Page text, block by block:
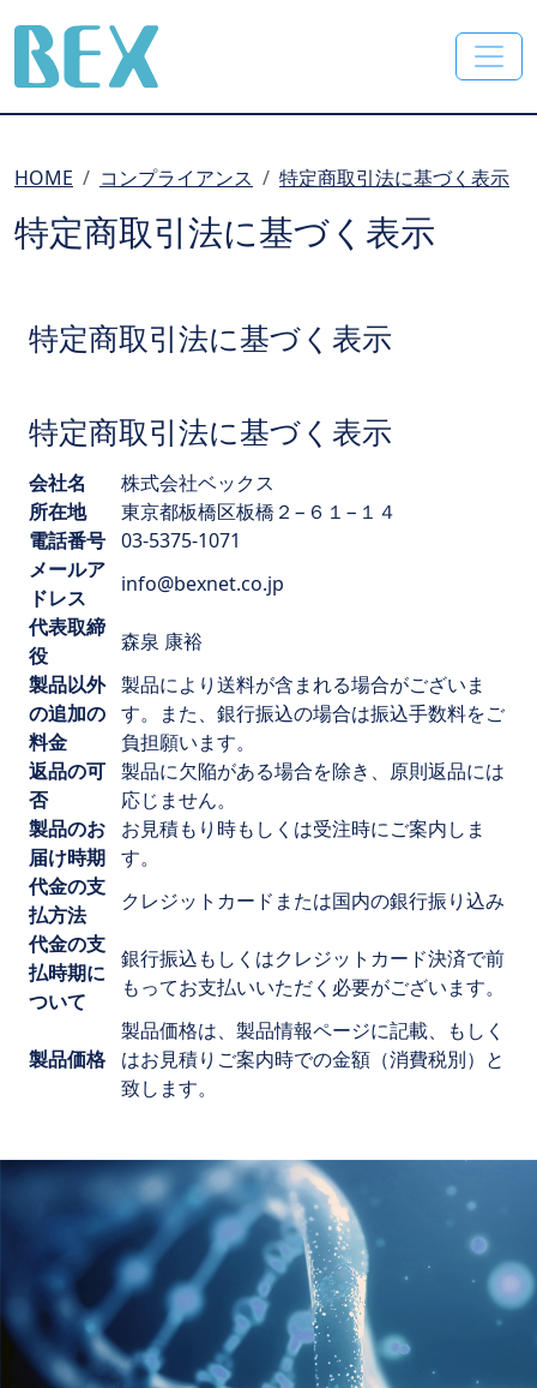
HOME コンプライアンス 特定商取引法に基づく表示
特定商取引法に基づく表示
特定商取引法に基づく表示
特定商取引法に基づく表示
会社名
株式会社ベックス
所在地
東京都板橋区板橋２−６１−１４
電話番号 03-5375-1071
メールア
ドレス
info@bexnet.co.jp
代表取締
役
森泉 康裕
製品以外
の追加の
料金
製品により送料が含まれる場合がございま
す。また、銀行振込の場合は振込手数料をご
負担願います。
返品の可
否
製品に欠陥がある場合を除き、原則返品には
応じません。
製品のお
届け時期
お見積もり時もしくは受注時にご案内しま
す。
代金の支
払方法
クレジットカードまたは国内の銀行振り込み
代金の支
払時期に
ついて
銀行振込もしくはクレジットカード決済で前
もってお支払いいただく必要がございます。
製品価格
製品価格は、製品情報ページに記載、もしく
はお見積りご案内時での金額（消費税別）と
致します。